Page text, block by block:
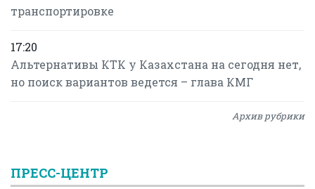
транспортировке
17:20
Альтернативы КТК у Казахстана на сегодня нет,
но поиск вариантов ведется – глава КМГ
Архив рубрики
ПРЕСС-ЦЕНТР